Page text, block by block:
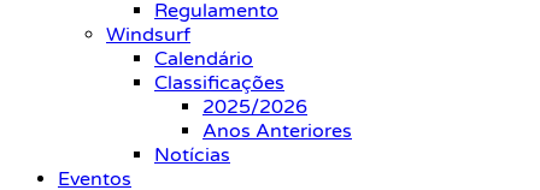
Regulamento
Windsurf
Calendário
Classificações
2025/2026
Anos Anteriores
Notícias
Eventos